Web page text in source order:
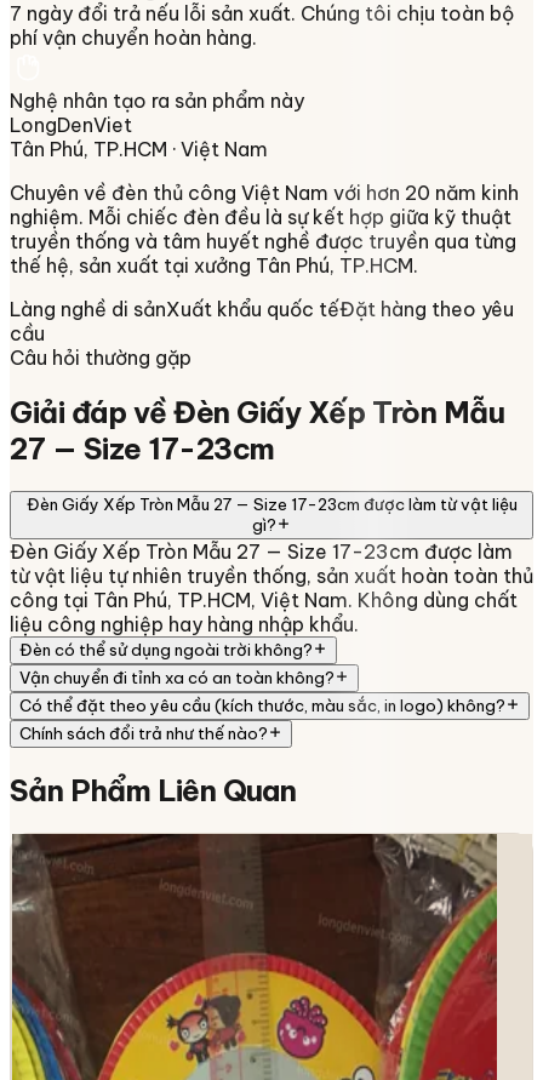
7 ngày đổi trả nếu lỗi sản xuất. Chúng tôi chịu toàn bộ
phí vận chuyển hoàn hàng.
Nghệ nhân tạo ra sản phẩm này
LongDenViet
Tân Phú, TP.HCM · Việt Nam
Chuyên về đèn thủ công Việt Nam với hơn 20 năm kinh
nghiệm. Mỗi chiếc đèn đều là sự kết hợp giữa kỹ thuật
truyền thống và tâm huyết nghề được truyền qua từng
thế hệ, sản xuất tại xưởng Tân Phú, TP.HCM.
Làng nghề di sảnXuất khẩu quốc tếĐặt hàng theo yêu
cầu
Câu hỏi thường gặp
Giải đáp vềĐèn Giấy Xếp Tròn Mẫu
27 — Size 17-23cm
Đèn Giấy Xếp Tròn Mẫu 27 — Size 17-23cm được làm từ vật liệu
gì?
Đèn Giấy Xếp Tròn Mẫu 27 — Size 17-23cm được làm
từ vật liệu tự nhiên truyền thống, sản xuất hoàn toàn thủ
công tại Tân Phú, TP.HCM, Việt Nam. Không dùng chất
liệu công nghiệp hay hàng nhập khẩu.
Đèn có thể sử dụng ngoài trời không?
Vận chuyển đi tỉnh xa có an toàn không?
Có thể đặt theo yêu cầu (kích thước, màu sắc, in logo) không?
Chính sách đổi trả như thế nào?
Sản Phẩm Liên Quan